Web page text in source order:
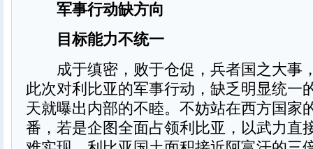
军事行动缺方向
目标能力不统一
成于缜密，败于仓促，兵者国之大事
此次对利比亚的军事行动，缺乏明显统一
天就曝出内部的不睦。不妨站在西方国家
番，若是企图全面占领利比亚，以武力直